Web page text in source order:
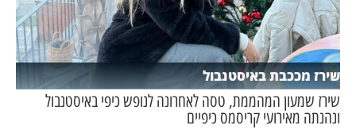
שירז מככבת באיסטנבול
שירז שמעון המהממת, טסה לאחרונה לנופש כיפי באיסטנבול
ונהנתה מאירועי קריסמס כיפיים